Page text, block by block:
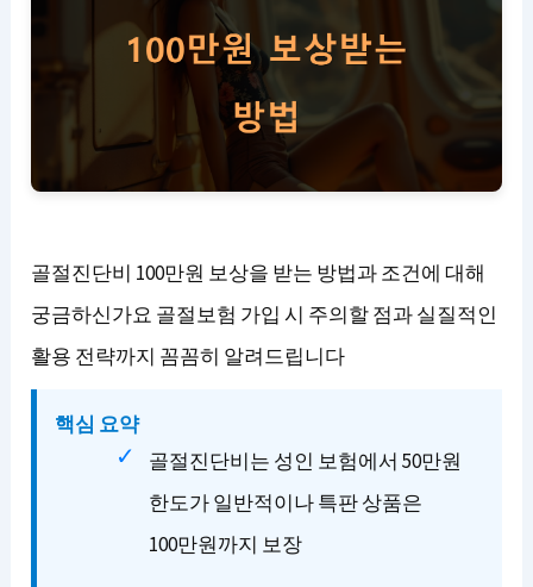
골절진단비 100만원 보상을 받는 방법과 조건에 대해
궁금하신가요 골절보험 가입 시 주의할 점과 실질적인
활용 전략까지 꼼꼼히 알려드립니다
핵심 요약
골절진단비는 성인 보험에서 50만원
한도가 일반적이나 특판 상품은
100만원까지 보장